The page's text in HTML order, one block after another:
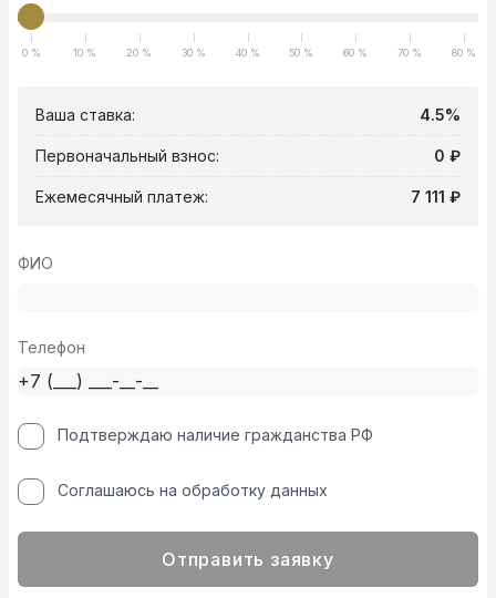
0 % 10 % 20 % 30 % 40 % 50 % 60 % 70 % 80 %
Ваша ставка: 4.5%
Первоначальный взнос: 0 ₽
Ежемесячный платеж: 7 111 ₽
ФИО
Телефон
Подтверждаю наличие гражданства РФ
Соглашаюсь на обработку данных
Отправить заявку